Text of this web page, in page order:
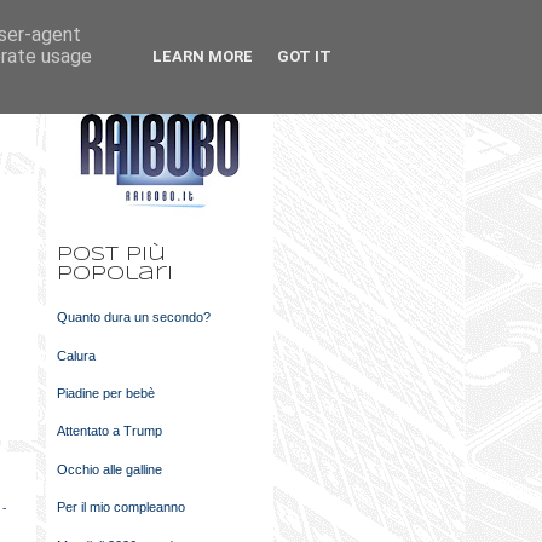
-
Post più
popolari
Quanto dura un secondo?
Calura
Piadine per bebè
Attentato a Trump
Occhio alle galline
Per il mio compleanno
agent
usage
LEARN MORE GOT IT